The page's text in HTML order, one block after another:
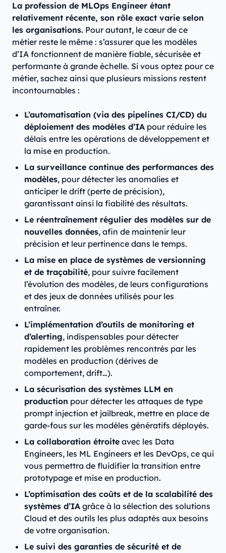
La profession de MLOps Engineer étant
relativement récente, son rôle exact varie selon
les organisations. Pour autant, le cœur de ce
métier reste le même : s’assurer que les modèles
d’IA fonctionnent de manière fiable, sécurisée et
performante à grande échelle. Si vous optez pour ce
métier, sachez ainsi que plusieurs missions restent
incontournables :
L’automatisation (via des pipelines CI/CD) du
déploiement des modèles d’IA pour réduire les
délais entre les opérations de développement et
la mise en production.
La surveillance continue des performances des
modèles, pour détecter les anomalies et
anticiper le drift (perte de précision),
garantissant ainsi la fiabilité des résultats.
Le réentraînement régulier des modèles sur de
nouvelles données, afin de maintenir leur
précision et leur pertinence dans le temps.
La mise en place de systèmes de versionning
et de traçabilité, pour suivre facilement
l’évolution des modèles, de leurs configurations
et des jeux de données utilisés pour les
entraîner.
L’implémentation d’outils de monitoring et
d’alerting, indispensables pour détecter
rapidement les problèmes rencontrés par les
modèles en production (dérives de
comportement, drift…).
La sécurisation des systèmes LLM en
production pour détecter les attaques de type
prompt injection et jailbreak, mettre en place de
garde-fous sur les modèles génératifs déployés.
La collaboration étroite avec les Data
Engineers, les ML Engineers et les DevOps, ce qui
vous permettra de fluidifier la transition entre
prototypage et mise en production.
L’optimisation des coûts et de la scalabilité des
systèmes d’IA grâce à la sélection des solutions
Cloud et des outils les plus adaptés aux besoins
de votre organisation.
Le suivi des garanties de sécurité et de